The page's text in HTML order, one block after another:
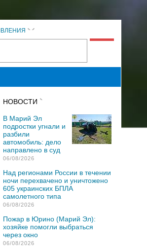
НОВОСТИ
В Марий Эл
подростки угнали и
разбили
автомобиль: дело
направлено в суд
06/08/2026
Над регионами России в течении
ночи перехвачено и уничтожено
605 украинских БПЛА
самолетного типа
06/08/2026
Пожар в Юрино (Марий Эл):
хозяйке помогли выбраться
через окно
06/08/2026